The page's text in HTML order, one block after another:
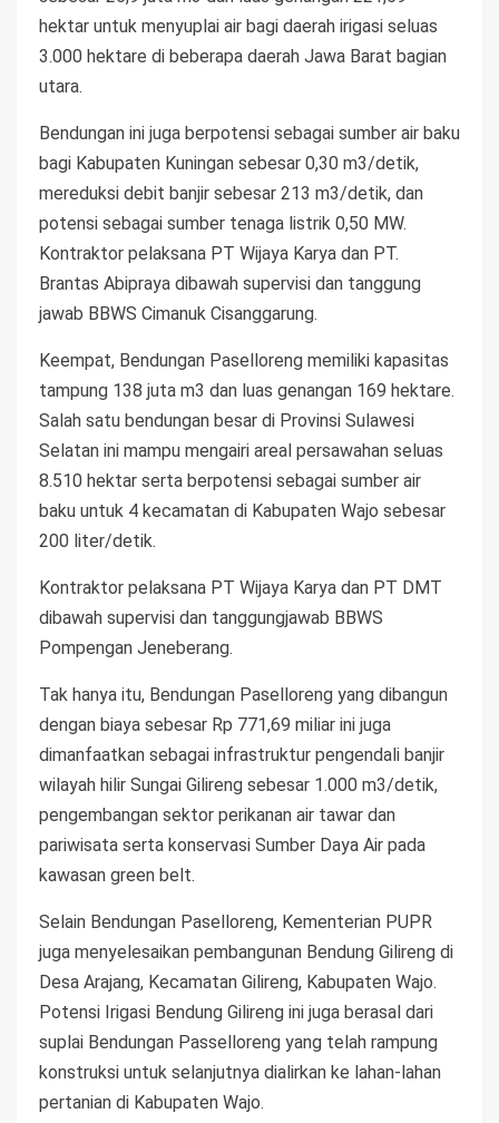
hektar untuk menyuplai air bagi daerah irigasi seluas
3.000 hektare di beberapa daerah Jawa Barat bagian
utara.
Bendungan ini juga berpotensi sebagai sumber air baku
bagi Kabupaten Kuningan sebesar 0,30 m3/detik,
mereduksi debit banjir sebesar 213 m3/detik, dan
potensi sebagai sumber tenaga listrik 0,50 MW.
Kontraktor pelaksana PT Wijaya Karya dan PT.
Brantas Abipraya dibawah supervisi dan tanggung
jawab BBWS Cimanuk Cisanggarung.
Keempat, Bendungan Paselloreng memiliki kapasitas
tampung 138 juta m3 dan luas genangan 169 hektare.
Salah satu bendungan besar di Provinsi Sulawesi
Selatan ini mampu mengairi areal persawahan seluas
8.510 hektar serta berpotensi sebagai sumber air
baku untuk 4 kecamatan di Kabupaten Wajo sebesar
200 liter/detik.
Kontraktor pelaksana PT Wijaya Karya dan PT DMT
dibawah supervisi dan tanggungjawab BBWS
Pompengan Jeneberang.
Tak hanya itu, Bendungan Paselloreng yang dibangun
dengan biaya sebesar Rp 771,69 miliar ini juga
dimanfaatkan sebagai infrastruktur pengendali banjir
wilayah hilir Sungai Gilireng sebesar 1.000 m3/detik,
pengembangan sektor perikanan air tawar dan
pariwisata serta konservasi Sumber Daya Air pada
kawasan green belt.
Selain Bendungan Paselloreng, Kementerian PUPR
juga menyelesaikan pembangunan Bendung Gilireng di
Desa Arajang, Kecamatan Gilireng, Kabupaten Wajo.
Potensi Irigasi Bendung Gilireng ini juga berasal dari
suplai Bendungan Passelloreng yang telah rampung
konstruksi untuk selanjutnya dialirkan ke lahan-lahan
pertanian di Kabupaten Wajo.